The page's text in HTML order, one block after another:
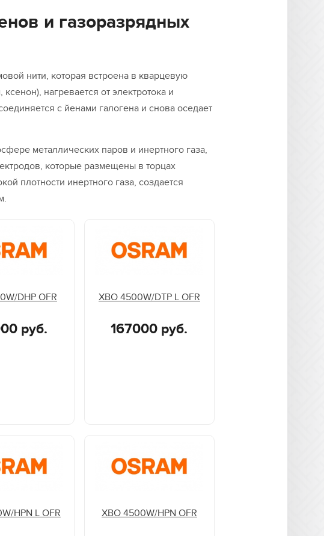
и газоразрядных
нити, которая встроена в кварцевую
нагревается от электротока и
с йенами галогена и снова оседает
металлических паров и инертного газа,
которые размещены в торцах
плотности инертного газа, создается
DHP OFR
руб.
XBO 4500W/DTP L OFR
167000 руб.
HPN L OFR XBO 4500W/HPN OFR